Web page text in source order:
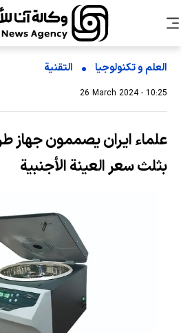
العلم و تکنولوجیا التقنیة
26 March 2024 - 10:25
علماء ايران يصممون جهاز
بثلث سعر العينة الأجنبية